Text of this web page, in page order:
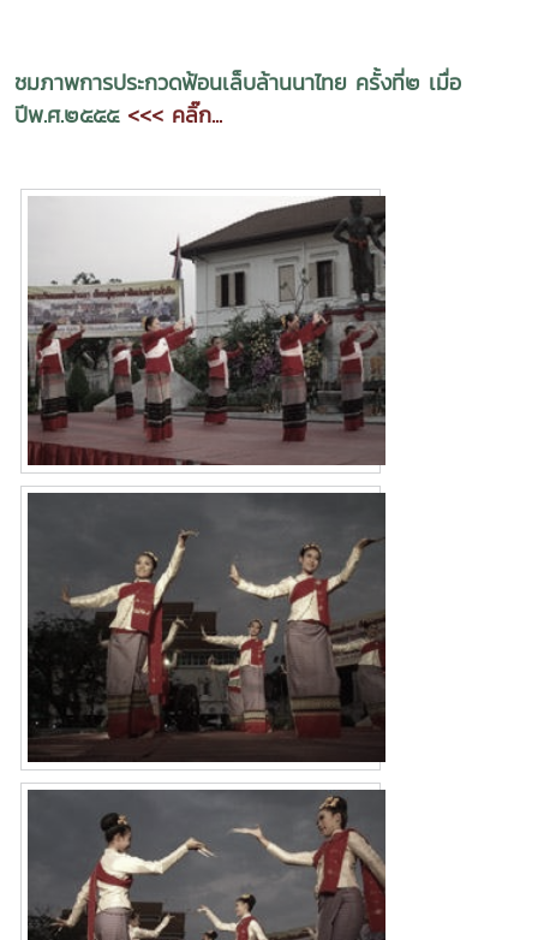
ชมภาพการประกวดฟ้อนเล็บล้านนาไทย ครั้งที่๒ เมื่อ
ปีพ.ศ.๒๕๕๕ <<< คลิ๊ก...